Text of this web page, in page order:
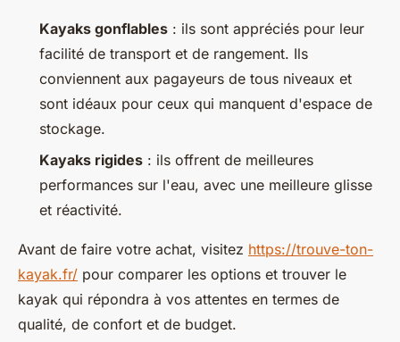
Kayaks gonflables : ils sont appréciés pour leur
facilité de transport et de rangement. Ils
conviennent aux pagayeurs de tous niveaux et
sont idéaux pour ceux qui manquent d'espace de
stockage.
Kayaks rigides : ils offrent de meilleures
performances sur l'eau, avec une meilleure glisse
et réactivité.
Avant de faire votre achat, visitez https://trouve-ton-
kayak.fr/ pour comparer les options et trouver le
kayak qui répondra à vos attentes en termes de
qualité, de confort et de budget.